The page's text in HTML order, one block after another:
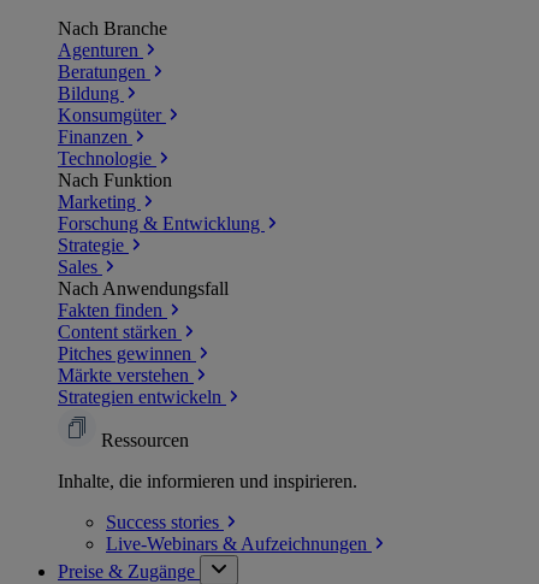
Nach Branche
Agenturen
Beratungen
Bildung
Konsumgüter
Finanzen
Technologie
Nach Funktion
Marketing
Forschung & Entwicklung
Strategie
Sales
Nach Anwendungsfall
Fakten finden
Content stärken
Pitches gewinnen
Märkte verstehen
Strategien entwickeln
Ressourcen
Inhalte, die informieren und inspirieren.
Success stories
Live-Webinars & Aufzeichnungen
Preise & Zugänge